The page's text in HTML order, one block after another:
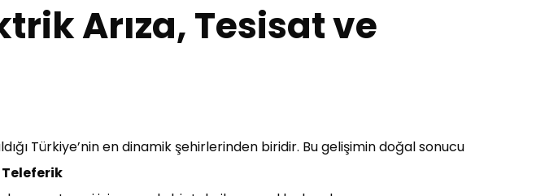
Arıza, Tesisat ve
Türkiye’nin en dinamik şehirlerinden biridir. Bu gelişimin doğal sonucu
Teleferik